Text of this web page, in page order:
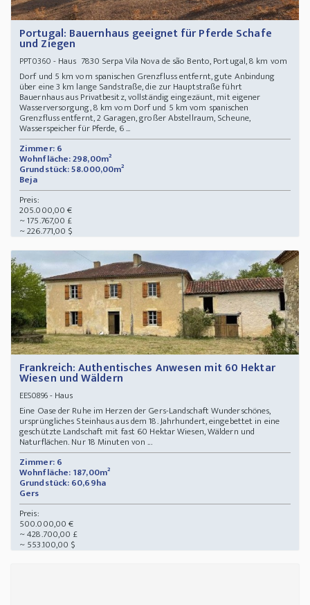
Portugal: Bauernhaus geeignet für Pferde Schafe
und Ziegen
PPT0360 - Haus 7830 Serpa Vila Nova de são Bento, Portugal, 8 km vom
Dorf und 5 km vom spanischen Grenzfluss entfernt, gute Anbindung
über eine 3 km lange Sandstraße, die zur Hauptstraße führt
Bauernhaus aus Privatbesitz, vollständig eingezäunt, mit eigener
Wasserversorgung, 8 km vom Dorf und 5 km vom spanischen
Grenzfluss entfernt, 2 Garagen, großer Abstellraum, Scheune,
Wasserspeicher für Pferde, 6 ...
Zimmer: 6
Wohnfläche: 298,00m²
Grundstück: 58.000,00m²
Beja
Preis:
205.000,00 €
~ 175.767,00 £
~ 226.771,00 $
Frankreich: Authentisches Anwesen mit 60 Hektar
Wiesen und Wäldern
EES0896- Haus
Eine Oase der Ruhe im Herzen der Gers-Landschaft Wunderschönes,
ursprüngliches Steinhaus aus dem 18. Jahrhundert, eingebettet in eine
geschützte Landschaft mit fast 60 Hektar Wiesen, Wäldern und
Naturflächen. Nur 18 Minuten von ...
Zimmer: 6
Wohnfläche: 187,00m²
Grundstück: 60,69ha
Gers
Preis:
500.000,00 €
~ 428.700,00 £
~ 553.100,00 $